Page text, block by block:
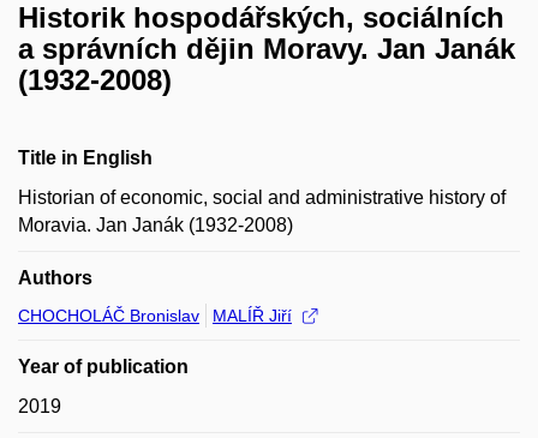
Historik hospodářských, sociálních
a správních dějin Moravy. Jan Janák
(1932-2008)
Title in English
Historian of economic, social and administrative history of
Moravia. Jan Janák (1932-2008)
Authors
CHOCHOLÁČ Bronislav MALÍŘ Jiří
Year of publication
2019